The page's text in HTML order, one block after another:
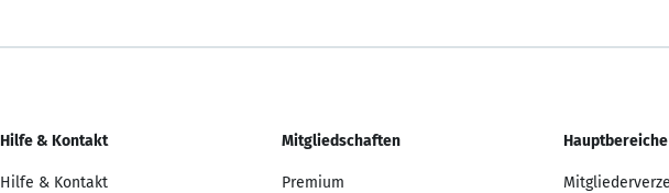
Hilfe & Kontakt
Hilfe & Kontakt
Mitgliedschaften
Premium
Hauptbereiche